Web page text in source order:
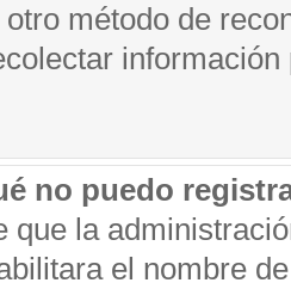
método de
no puedo
que la
el nombre